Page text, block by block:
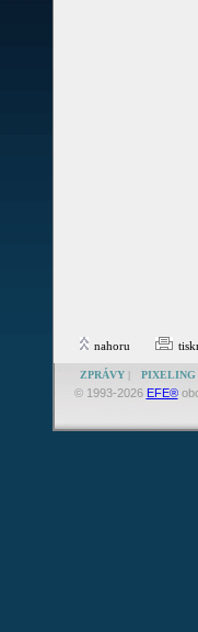
nahoru
ZPRÁVY| PIXELING
© 1993-2026 EFE®